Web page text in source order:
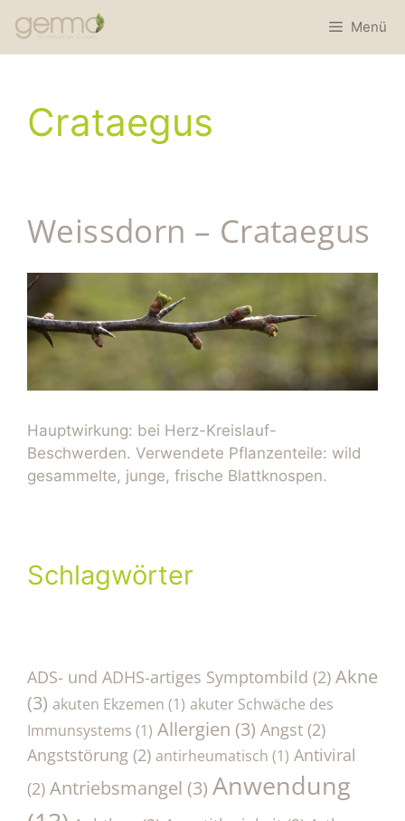
Menü
Crataegus
Weissdorn – Crataegus
Hauptwirkung: bei Herz-Kreislauf-
Beschwerden. Verwendete Pflanzenteile: wild
gesammelte, junge, frische Blattknospen.
Schlagwörter
ADS- und ADHS-artiges Symptombild (2) Akne
(3) akuten Ekzemen (1) akuter Schwäche des
Immunsystems (1) Allergien (3) Angst (2)
Angststörung (2) antirheumatisch (1) Antiviral
(2) Antriebsmangel (3) Anwendung